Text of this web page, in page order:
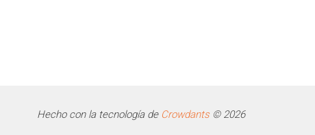
Hecho con la tecnología de Crowdants© 2026